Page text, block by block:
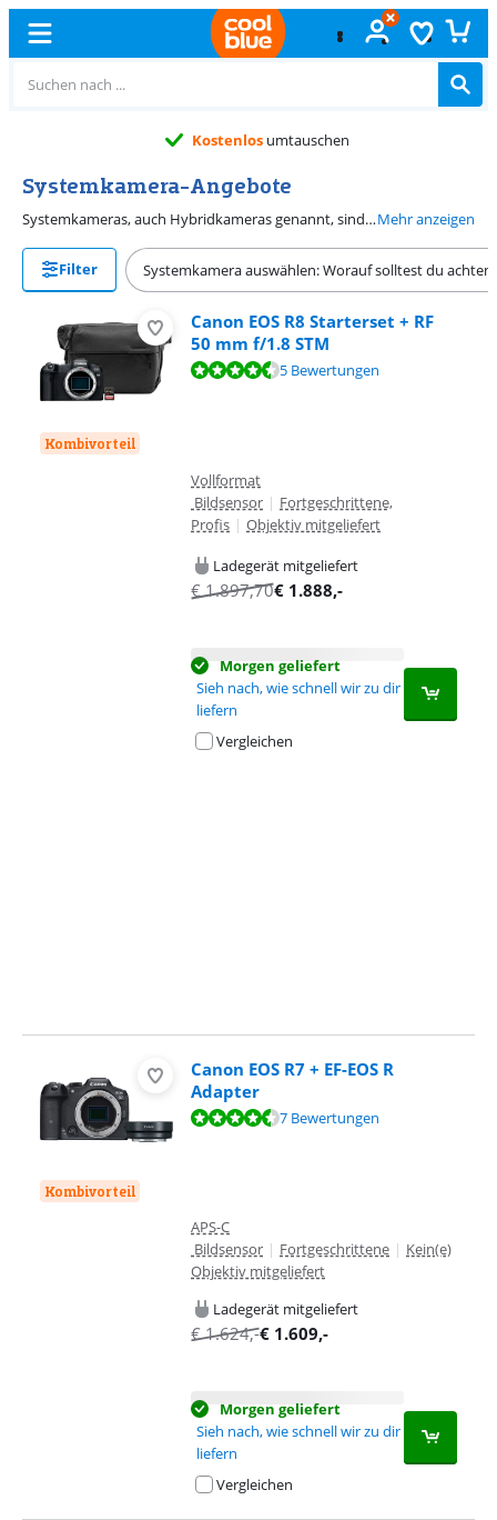
Kostenlos umtauschen
Systemkamera-Angebote
Systemkameras, auch Hybridkameras genannt, sind Kompaktkameras mit einem Wechselobjektivsystem. Das bedeutet, dass du mit einer Vielzahl von Lichtwerten und Brennweiten fotografieren kannst. Der große Unterschied zur klassischen Spiegelreflexkamera besteht darin, dass Systemkameras keinen Spiegel mehr haben. Du findest die Fotos jetzt über den elektronischen Sucher oder auf dem LCD-Bildschirm statt über den optischen Sucher. Das hat viel Platz geschaffen und die Gehäuse und Objektive kompakter gemacht.Mehr anzeigen
Filter Systemkamera auswählen: Worauf solltest du
Kombivorteil
Canon EOS R8 Starterset + RF
50 mm f/1.8 STM
Bewertet mit 9,4 von 10, basierend auf 5 Bewertungen.
5 Bewertungen
Vollformat
Bildsensor | Fortgeschrittene,
Profis | Objektiv mitgeliefert
Ladegerät mitgeliefert
€1.897,70€ 1.888,-
Morgen geliefert
Sieh nach, wie schnell wir zu dir
liefern
Vergleichen
Kombivorteil
Canon EOS R7 + EF-EOS R
Adapter
Bewertet mit 9,3 von 10, basierend auf 7 Bewertungen.
7 Bewertungen
APS-C
Bildsensor | Fortgeschrittene | Kein(e)
Objektiv mitgeliefert
Ladegerät mitgeliefert
€1.624,-€ 1.609,-
Morgen geliefert
Sieh nach, wie schnell wir zu dir
liefern
Vergleichen